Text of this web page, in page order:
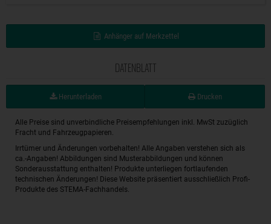
Anhänger auf Merkzettel
DATENBLATT
Herunterladen Drucken
Alle Preise sind unverbindliche Preisempfehlungen inkl. MwSt zuzüglich
Fracht und Fahrzeugpapieren.
Irrtümer und Änderungen vorbehalten! Alle Angaben verstehen sich als
ca.-Angaben! Abbildungen sind Musterabbildungen und können
Sonderausstattung enthalten! Produkte unterliegen fortlaufenden
technischen Änderungen! Diese Website präsentiert ausschließlich Profi-
Produkte des STEMA-Fachhandels.